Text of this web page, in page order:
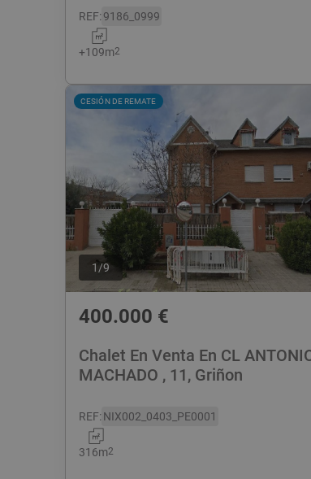
REF:9186_0999
+109m2
1 /9
CESIÓN DE REMATE
400.000 €
Chalet En Venta En CL
MACHADO , 11, Griñon
REF:NIX002_0403_PE0001
316m2